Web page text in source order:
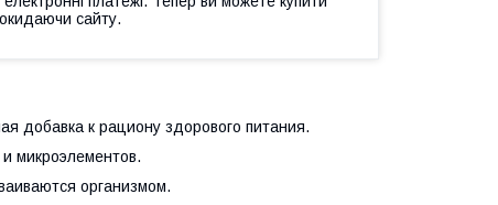
сайту.
добавка к рациону здорового питания.
микроэлементов.
организмом.